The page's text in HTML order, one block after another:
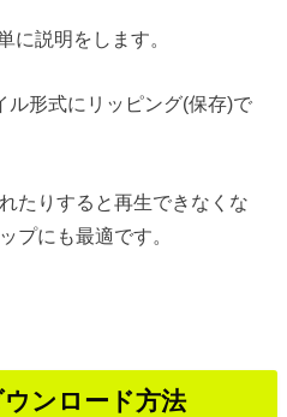
に説明をします。
形式にリッピング(保存)で
たりすると再生できなくな
プにも最適です。
ンロード方法